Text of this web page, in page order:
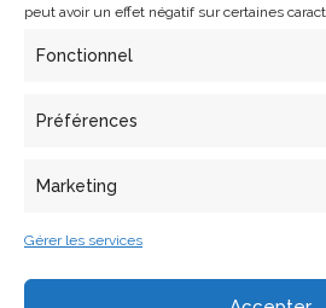
peut avoir un effet négatif sur certaines
Fonctionnel
Préférences
Marketing
Gérer les services
WSCG 2004 Conférence , Czech
<halshs-00265657>
architectural heritage's documentation: a
00266658>.